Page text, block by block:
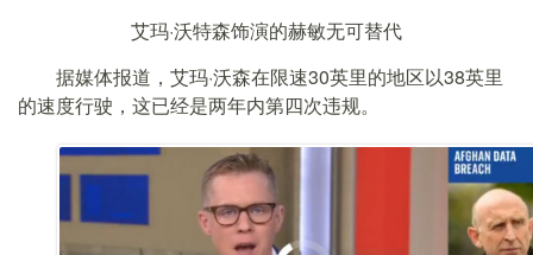
艾玛·沃特森饰演的赫敏无可替代
据媒体报道，艾玛·沃森在限速30英里的地区以38英里
的速度行驶，这已经是两年内第四次违规。